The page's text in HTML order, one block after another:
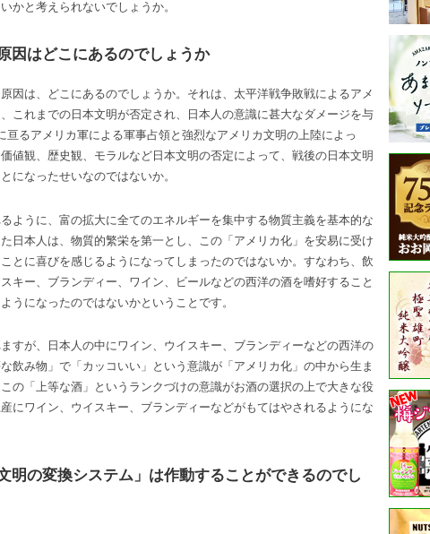
かと考えられないでしょうか。
因はどこにあるのでしょうか
因は、どこにあるのでしょうか。それは、太平洋戦争敗戦によるアメ
これまでの日本文明が否定され、日本人の意識に甚大なダメージを与
るアメリカ軍による軍事占領と強烈なアメリカ文明の上陸によっ
値観、歴史観、モラルなど日本文明の否定によって、戦後の日本文明
になったせいなのではないか。
ように、富の拡大に全てのエネルギーを集中する物質主義を基本的な
日本人は、物質的繁栄を第一とし、この「アメリカ化」を安易に受け
とに喜びを感じるようになってしまったのではないか。すなわち、飲
キー、ブランディー、ワイン、ビールなどの西洋の酒を嗜好すること
うになったのではないかということです。
すが、日本人の中にワイン、ウイスキー、ブランディーなどの西洋の
飲み物」で「カッコいい」という意識が「アメリカ化」の中から生ま
の「上等な酒」というランクづけの意識がお酒の選択の上で大きな役
にワイン、ウイスキー、ブランディーなどがもてはやされるようにな
明の変換システム」は作動することができるのでし